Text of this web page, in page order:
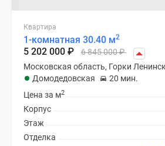
Квартира
1-комнатная 30.40 м2
5 202 000 ₽ 6 845 000₽
Московская область, Горки
Домодедовская
20 мин.
Цена за м2
Корпус
Этаж
Отделка